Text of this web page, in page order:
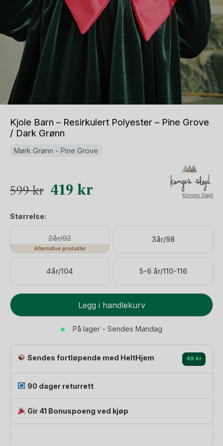
Kjole Barn – Resirkulert Polyester – Pine Grove
/ Dark Grønn
Mørk Grønn - Pine Grove
599kr Opprinnelig
599 kr.
419 krNåværende
Konges Sløjd
Størrelse:
2år/92
Alternative produkter
3år/98
4år/104 5-6 år/110-116
Kjole
Barn
Polyester
Pine
Grove
Dark
Legg i handlekurv
På lager - Sendes Mandag
Sendes fortløpende med HeltHjem 49 kr
90 dager returrett
Gir 41 Bonuspoeng ved kjøp